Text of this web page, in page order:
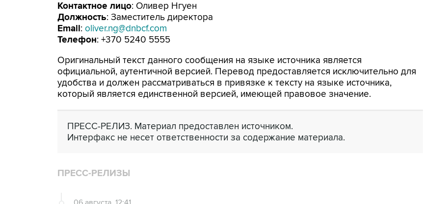
Контактное лицо: Оливер Нгуен
Должность: Заместитель директора
Email: oliver.ng@dnbcf.com
Телефон: +370 5240 5555
Оригинальный текст данного сообщения на языке источника является
официальной, аутентичной версией. Перевод предоставляется исключительно для
удобства и должен рассматриваться в привязке к тексту на языке источника,
который является единственной версией, имеющей правовое значение.
ПРЕСС-РЕЛИЗ. Материал предоставлен источником.
Интерфакс не несет ответственности за содержание материала.
ПРЕСС-РЕЛИЗЫ